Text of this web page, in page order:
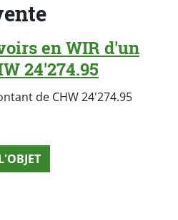
en WIR d'un
24'274.95
de CHW 24'274.95